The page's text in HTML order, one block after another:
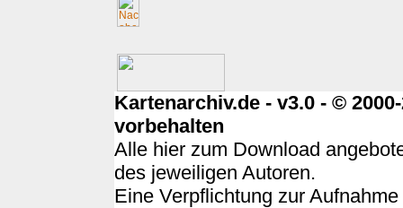
Kartenarchiv.de - v3.0 - ©
vorbehalten
Alle hier zum Download
des jeweiligen Autoren.
Eine Verpflichtung zur